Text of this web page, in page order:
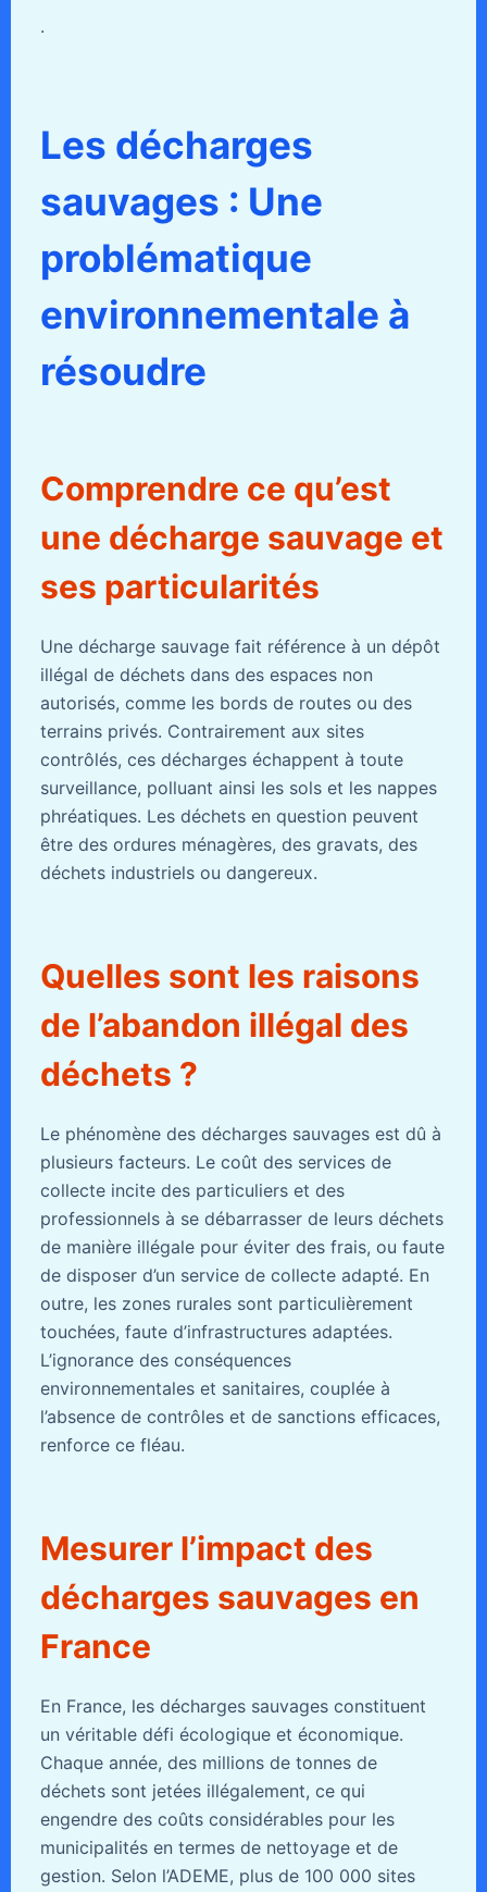
.
Les décharges
sauvages : Une
problématique
environnementale à
résoudre
Comprendre ce qu’est
une décharge sauvage et
ses particularités
Une décharge sauvage fait référence à un dépôt
illégal de déchets dans des espaces non
autorisés, comme les bords de routes ou des
terrains privés. Contrairement aux sites
contrôlés, ces décharges échappent à toute
surveillance, polluant ainsi les sols et les nappes
phréatiques. Les déchets en question peuvent
être des ordures ménagères, des gravats, des
déchets industriels ou dangereux.
Quelles sont les raisons
de l’abandon illégal des
déchets ?
Le phénomène des décharges sauvages est dû à
plusieurs facteurs. Le coût des services de
collecte incite des particuliers et des
professionnels à se débarrasser de leurs déchets
de manière illégale pour éviter des frais, ou faute
de disposer d’un service de collecte adapté. En
outre, les zones rurales sont particulièrement
touchées, faute d’infrastructures adaptées.
L’ignorance des conséquences
environnementales et sanitaires, couplée à
l’absence de contrôles et de sanctions efficaces,
renforce ce fléau.
Mesurer l’impact des
décharges sauvages en
France
En France, les décharges sauvages constituent
un véritable défi écologique et économique.
Chaque année, des millions de tonnes de
déchets sont jetées illégalement, ce qui
engendre des coûts considérables pour les
municipalités en termes de nettoyage et de
gestion. Selon l’ADEME, plus de 100 000 sites